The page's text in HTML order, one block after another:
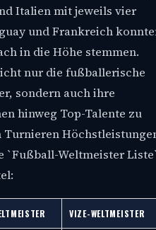
Italien mit jeweils vier
und Frankreich
in die Höhe stemmen.
nur die fußballerische
sondern auch ihre
hinweg Top-Talente zu
`Fußball-Weltmeister
VIZE-WELTMEISTER